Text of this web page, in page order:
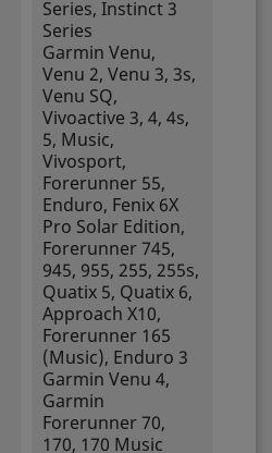
Series, Instinct 3
Series
Garmin Venu,
Venu 2, Venu 3, 3s,
Venu SQ,
Vivoactive 3, 4, 4s,
5, Music,
Vivosport,
Forerunner 55,
Enduro, Fenix 6X
Pro Solar Edition,
Forerunner 745,
945, 955, 255, 255s,
Quatix 5, Quatix 6,
Approach X10,
Forerunner 165
(Music), Enduro 3
Garmin Venu 4,
Garmin
Forerunner 70,
170, 170 Music